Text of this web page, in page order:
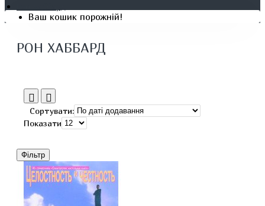
Ваш кошик порожній!
РОН ХАББАРД
Сортувати:
Показати
Фільтр